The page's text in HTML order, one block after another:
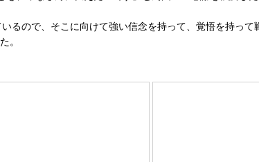
ので、そこに向けて強い信念を持って、覚悟を持っ
。